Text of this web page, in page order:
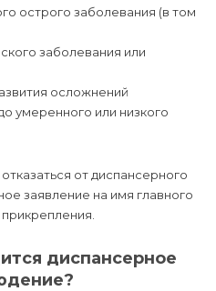
острого заболевания (в том
заболевания или
осложнений
умеренного или низкого
от диспансерного
заявление на имя главного
диспансерное